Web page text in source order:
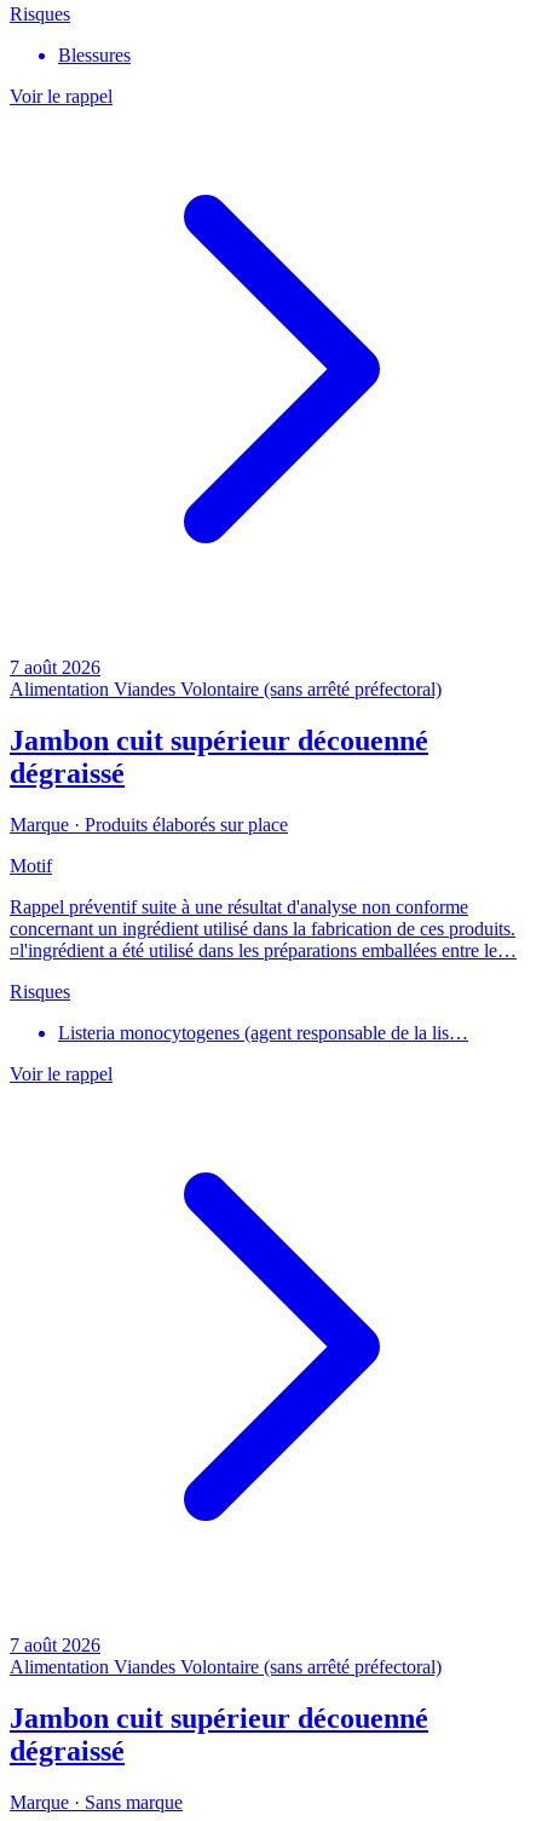
Risques
Blessures
Voir le rappel
7 août 2026
Alimentation Viandes Volontaire (sans arrêté préfectoral)
Jambon cuit supérieur découenné
dégraissé
Marque · Produits élaborés sur place
Motif
Rappel préventif suite à une résultat d'analyse non conforme
concernant un ingrédient utilisé dans la fabrication de ces produits.
¤l'ingrédient a été utilisé dans les préparations emballées entre le…
Risques
Listeria monocytogenes (agent responsable de la lis…
Voir le rappel
7 août 2026
Alimentation Viandes Volontaire (sans arrêté préfectoral)
Jambon cuit supérieur découenné
dégraissé
Marque · Sans marque